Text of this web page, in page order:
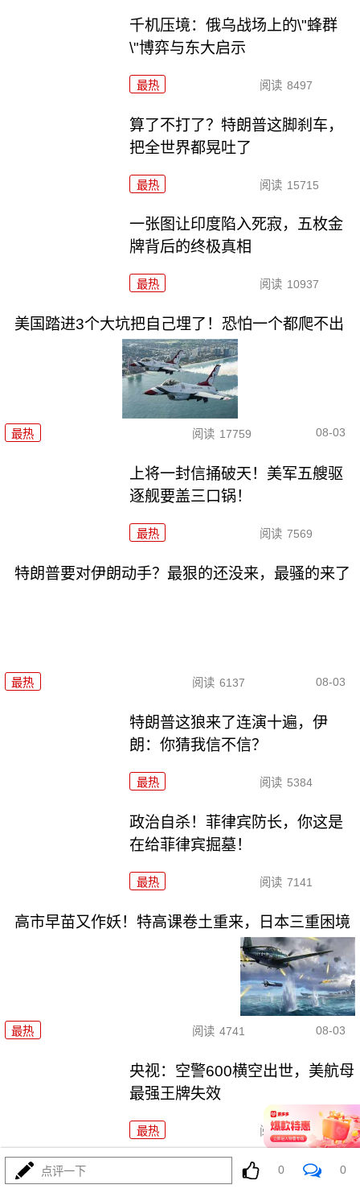
千机压境：俄乌战场上的\"蜂群
\"博弈与东大启示
最热 阅读 8497
算了不打了？特朗普这脚刹车，
把全世界都晃吐了
最热 阅读 15715
一张图让印度陷入死寂，五枚金
牌背后的终极真相
最热 阅读 10937
美国踏进3个大坑把自己埋了！恐怕一个都爬不出
最热 阅读 17759 08-03
上将一封信捅破天！美军五艘驱
逐舰要盖三口锅！
最热 阅读 7569
特朗普要对伊朗动手？最狠的还没来，最骚的来了
最热 阅读 6137 08-03
特朗普这狼来了连演十遍，伊
朗：你猜我信不信？
最热 阅读 5384
政治自杀！菲律宾防长，你这是
在给菲律宾掘墓！
最热 阅读 7141
高市早苗又作妖！特高课卷土重来，日本三重困境
最热 阅读 4741 08-03
央视：空警600横空出世，美航母
最强王牌失效
最热 阅读 23977
东瀛彻底撕掉和平面具，公然发射进攻性武器！
点评一下 0 0